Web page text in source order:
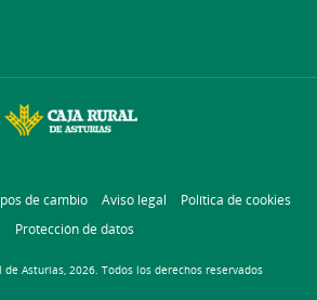
de cambio Aviso legal
Política de cookies
Protección de datos
Asturias, 2026. Todos los derechos reservados